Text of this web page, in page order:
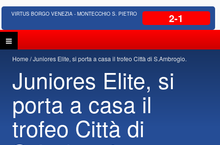
VIRTUS BORGO VENEZIA - MONTECCHIO S. PIETRO 2-1
Home Juniores Elite, si porta a casa il trofeo Città di S.Ambrogio.
Juniores Elite, si
porta a casa il
trofeo Città di